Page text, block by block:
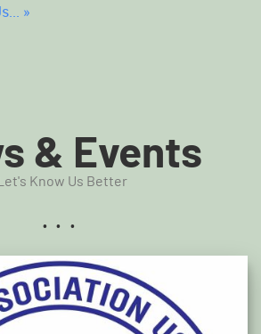
»
& Events
Know Us Better
...